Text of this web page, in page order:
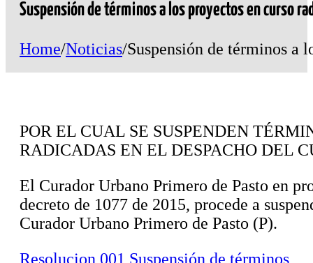
Suspensión de términos a los proyectos en curso
Home/Noticias/Suspensión de términos a
POR EL CUAL SE SUSPENDEN
RADICADAS EN EL DESPACHO DEL
El Curador Urbano Primero de Pasto en
decreto de 1077 de 2015, procede a
Curador Urbano Primero de Pasto (P).
Resolucion 001 Suspensión de términos